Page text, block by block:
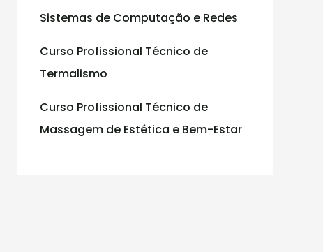
Sistemas de Computação e Redes
Curso Profissional Técnico de
Termalismo
Curso Profissional Técnico de
Massagem de Estética e Bem-Estar